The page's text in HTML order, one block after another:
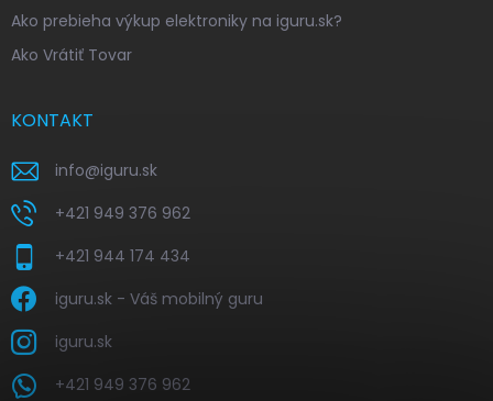
Ako prebieha výkup elektroniky na iguru.sk?
Ako Vrátiť Tovar
KONTAKT
info@iguru.sk
+421 949 376 962
+421 944 174 434
iguru.sk - Váš mobilný guru
iguru.sk
+421 949 376 962